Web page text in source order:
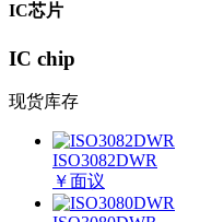
IC芯片
IC chip
现货库存
ISO3082DWR
￥ 面议